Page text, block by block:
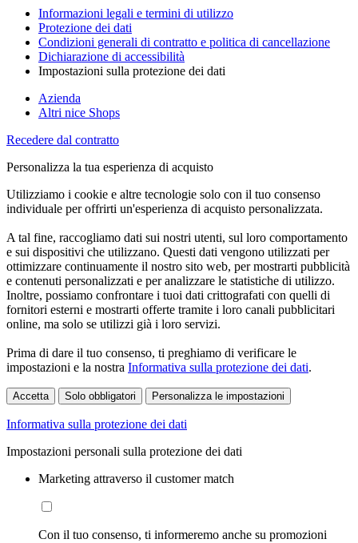
Informazioni legali e termini di utilizzo
Protezione dei dati
Condizioni generali di contratto e politica di cancellazione
Dichiarazione di accessibilità
Impostazioni sulla protezione dei dati
Azienda
Altri nice Shops
Recedere dal contratto
Personalizza la tua esperienza di acquisto
Utilizziamo i cookie e altre tecnologie solo con il tuo consenso
individuale per offrirti un'esperienza di acquisto personalizzata.
A tal fine, raccogliamo dati sui nostri utenti, sul loro comportamento
e sui dispositivi che utilizzano. Questi dati vengono utilizzati per
ottimizzare continuamente il nostro sito web, per mostrarti pubblicità
e contenuti personalizzati e per analizzare le statistiche di utilizzo.
Inoltre, possiamo confrontare i tuoi dati crittografati con quelli di
fornitori esterni e mostrarti offerte tramite i loro canali pubblicitari
online, ma solo se utilizzi già i loro servizi.
Prima di dare il tuo consenso, ti preghiamo di verificare le
impostazioni e la nostra Informativa sulla protezione dei dati.
Accetta Solo obbligatori Personalizza le impostazioni
Informativa sulla protezione dei dati
Impostazioni personali sulla protezione dei dati
Marketing attraverso il customer match
Con il tuo consenso, ti informeremo anche su promozioni